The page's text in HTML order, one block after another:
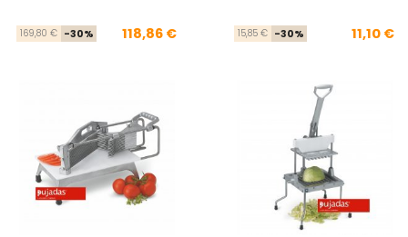
Precio base
169,80 € -30% Precio
118,86 € 15,85 € -30% 11,10 €